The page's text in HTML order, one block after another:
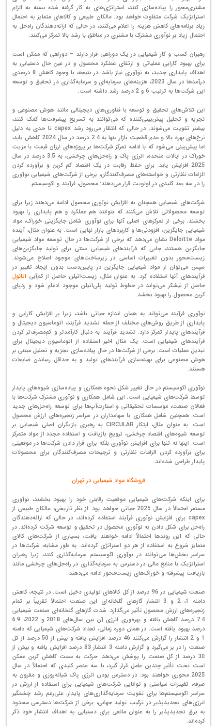
مشتری‌محور را پیاده‌سازی کنند، استراتژی‌های به کار گرفته شده بسته به الزام
استراتژیک شرکت متفاوت خواهد بود. مالکان طبیعی و کالاهای متمایز به احتمال
زیاد برنامه‌های کاهش هزینه را اعلام می‌کنند، در حالی که ارائه‌دهندگان راه‌حل به
احتمال زیاد بر نوآوری مشترک با مشتری در مناطق با رشد بالا تمرکز می‌کنند.
رهبران کسب و کار شیمیایی در یک دوراهی قرار دارند – دوراهی که ممکن است
برای بهبود کارایی عملیاتی و ارتقای عملکرد محصول و در عین حال دستیابی به
اهداف پایداری جدید، به نوآوری نیاز باشد. در نتیجه، با وجود کاهش 8 درصدی
درآمدها در سال 2023، هزینه‌های سرمایه‌ای و سرمایه‌گذاری در تحقیق و توسعه
این شرکت‌ها به ترتیب 6 و 2 درصد رشد داشته است.
این تلاش‌های تحقیق و توسعه با فناوری‌های دیجیتالی مانند هوش مصنوعی و
تجزیه و تحلیل پیش‌بینی‌کننده که می‌توانند به تسریع پیشرفت‌ها کمک کنند،
بیشتر تقویت می‌شوند. در حالی که انتظار می‌رود رشد capex تا حدی به دلیل
نرخ‌های بهره بالا و عدم قطعیت بازار تنها به 2.4 درصد در سال 2024 کاهش یابد،
اما پیش‌بینی می‌شود که با ادامه تمرکز شرکت‌ها بر پروژه‌های ارزان قیمت با مزیت
خوراک در ایالات متحده، انرژی پاک و راه‌حل‌های چرخشی، به 3.5 درصد در سال
2025 افزایش یابد. برای حفظ رقابت در یک اقتصاد کم کربن و برآورده کردن
الزامات نظارتی و خواسته‌های مصرف‌کنندگان، برخی از شرکت‌های شیمیایی نوآوری
را در سه بعد کلیدی در اولویت قرار می‌دهند: محصول، فرآیند و اکوسیستم.
شرکت‌های شیمیایی همچنان به افزایش نوآوری محصول ادامه می‌دهند زیرا برای
توسعه محصولاتی تلاش می‌کنند که بتوانند هم عملکرد و هم پایداری را بهبود
بخشند. برخی از تمرکزهای اصلی آنها برای نوآوری شامل جایگزینی خوراک، مواد
شیمیایی جایگزین، افزودنی‌ها و کاربردهای بازار نهایی است. به عنوان مثال، آینده
مواد Deloitte نشان می‌دهد که برخی از شرکت‌ها در حال توسعه مواد شیمیایی
جایگزین هستند، جایی که فرآیندهای شیمیایی سنتی برای تولید جایگزین‌های
زیست‌محور بدون تغییرات اساسی در زیرساخت‌های موجود اصلاح می‌شوند.
سپس می‌توان از مواد شیمیایی جایگزین در پایین‌دست بدون ایجاد تغییر در
فرآیندهای آنها استفاده کرد. به عنوان مثال، زیست‌اتیلن حاصل از کم‌آبی اتانول
حاصل از نیشکر می‌تواند در خطوط تولید پلی‌اتیلن موجود ادغام شود و ردپای
کربن محصول را بهبود بخشد.
نوآوری فرآیند می‌تواند به همان اندازه حیاتی باشد، زیرا بر افزایش کارایی و
پایداری از طریق روش‌های مختلف از جمله تشدید فرآیند، اتوماسیون دیجیتال و
فرآیندهای پایدار تمرکز دارد. تشدید فرآیند به دنبال کارآمدتر و کم‌مصرف‌تر کردن
فرآیندهای شیمیایی است. یک مثال اخیر استفاده از اتوماسیون دیجیتال برای
تبدیل عملیات است. برخی از شرکت‌ها در حال پیاده‌سازی تجزیه و تحلیل مبتنی بر
هوش مصنوعی برای بهینه‌سازی فرآیندهای تولید و به حداقل رساندن ضایعات
هستند.
نوآوری اکوسیستم در حال تغییر شکل نحوه همکاری و پیاده‌سازی شیوه‌های پایدار
توسط شرکت‌های شیمیایی است. این شامل همکاری و نوآوری مشترک شرکت‌ها با
فعالان صنعت، موسسات تحقیقاتی و استارت‌آپ‌ها برای توسعه راه‌حل‌های جدید
است. همچنین شامل همکاری با سهامداران در سراسر زنجیره‌های ارزش محصول
است. به عنوان مثال، ابتکار CIRCULAR به رهبری بازیگران اصلی شیمیایی بر
توسعه شیوه‌های اقتصاد چرخشی، ترویج بازیافت و استفاده مجدد از مواد متمرکز
است. اینها نه تنها برای افزایش نوآوری بلکه برای قرار دادن شرکت‌ها در موقعیتی
برای برآورده کردن الزامات نظارتی و ترجیحات مصرف‌کنندگان برای محصولات
پایدار طراحی شده‌اند.
فروشگاه مواد شیمیایی در تهران
برای اینکه شرکت‌های شیمیایی موقعیت رقابتی خود را بهبود بخشند، نوآوری
مستمر احتمالاً در سال 2025 حیاتی خواهد بود. از نظر تاریخی، مالکان طبیعی از
capex برای افزایش نوآوری فرآیند استفاده کرده‌اند، در حالی که ارائه‌دهندگان
راه‌حل برای شکل دادن به نوآوری محصول در تحقیق و توسعه شرکت کرده‌اند. در
حالی که این روندها احتمالاً ادامه خواهند یافت، بسیاری از شرکت‌های کالای
متمایز شروع به استفاده از هر دو استراتژی کرده‌اند. به طور مشابه، شرکت‌ها در
سراسر بخش‌ها می‌توانند در نوآوری اکوسیستم سرمایه‌گذاری کنند، زیرا رهبران
استراتژیک با منابع مالی در دسترس به سرمایه‌گذاری در راه‌حل‌های چرخشی مانند
بازیافت پیشرفته و خوراک‌های زیست‌محور ادامه می‌دهند.
صنعت شیمیایی در 96 درصد از کل کالاهای تولیدی دخیل است. در نتیجه، کاهش
دامنه 1، 2 و 3 انتشار گازهای گلخانه‌ای این صنعت احتمالاً تقریباً بر تمام
زنجیره‌های ارزش محصول تأثیر می‌گذارد. شدت گازهای گلخانه‌ای صنعت شیمیایی
7.4 درصد کاهش یافته و بهره‌وری انرژی آن بین سال‌های 2018 و 2022، 6.9
درصد بهبود یافته است. در همان دوره زمانی، تعداد شرکت‌های شیمیایی که دامنه
1 و 2 انتشار را گزارش می‌کنند 46 درصد افزایش یافته و بیش از 50 درصد از کل
صنعت را در بر می‌گیرد و گزارش دامنه 3 انتشار 83 درصد افزایش یافته و بیش از
30 درصد از کل صنعت را پوشش می‌دهد. حرکت به سمت کاهش کربن ممکن
است تحت تأثیر چندین عامل قرار گیرد، با سه عنصر کلیدی که احتمالاً در سال
2025 محوری خواهند بود: در دسترس بودن انرژی پاک شبانه‌روزی و مقرون به
صرفه، تغییرات سیاستی و توانایی شرکت‌های شیمیایی برای استفاده از ارزش در
سراسر اکوسیستم‌ها برای تقویت سرمایه‌گذاری‌های پایدار. علی‌رغم رشد چشمگیر
انرژی‌های تجدیدپذیر در ترکیب تولید جهانی، برخی از شرکت‌ها دسترسی محدود
به برق تجدیدپذیر را به عنوان مانعی برای دستیابی به اهداف انتشار خود ذکر
کرده‌اند.